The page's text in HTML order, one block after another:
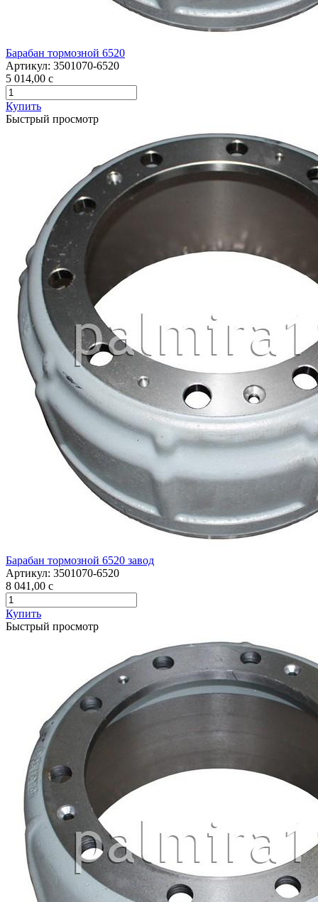
Барабан тормозной 6520
Артикул: 3501070-6520
5 014,00 c
Купить
Быстрый просмотр
Барабан тормозной 6520 завод
Артикул: 3501070-6520
8 041,00 c
Купить
Быстрый просмотр